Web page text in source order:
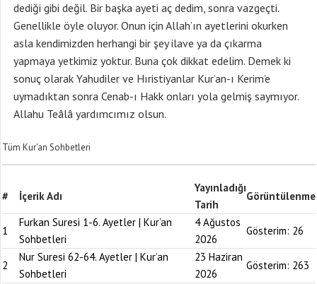
dediği gibi değil. Bir başka ayeti aç dedim, sonra vazgeçti.
Genellikle öyle oluyor. Onun için Allah’ın ayetlerini okurken
asla kendimizden herhangi bir şey ilave ya da çıkarma
yapmaya yetkimiz yoktur. Buna çok dikkat edelim. Demek ki
sonuç olarak Yahudiler ve Hıristiyanlar Kur’an-ı Kerim’e
uymadıktan sonra Cenab-ı Hakk onları yola gelmiş saymıyor.
Allahu Teâlâ yardımcımız olsun.
Tüm Kur'an Sohbetleri
# İçerik Adı
Yayınladığı
Tarih
Görüntülenme
1
Furkan Suresi 1-6. Ayetler | Kur’an
Sohbetleri
4 Ağustos
2026
Gösterim: 26
2
Nur Suresi 62-64. Ayetler | Kur’an
Sohbetleri
23 Haziran
2026
Gösterim: 263